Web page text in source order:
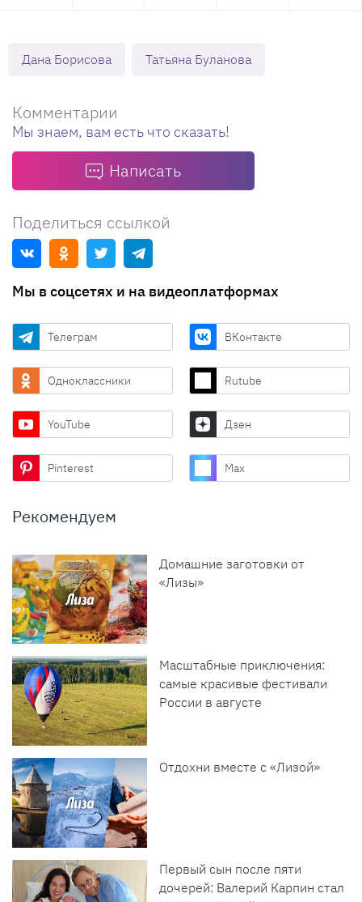
Дана Борисова Татьяна Буланова
Комментарии
Мы знаем, вам есть что сказать!
Написать
Поделиться ссылкой
Мы в соцсетях и на видеоплатформах
Телеграм ВКонтакте
Одноклассники Rutube
YouTube Дзен
Pinterest Max
Рекомендуем
Домашние заготовки от
«Лизы»
Масштабные приключения:
самые красивые фестивали
России в августе
Отдохни вместе с «Лизой»
Первый сын после пяти
дочерей: Валерий Карпин стал